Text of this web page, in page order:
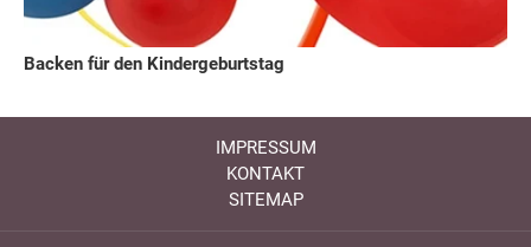
Backen für den Kindergeburtstag
IMPRESSUM
KONTAKT
SITEMAP